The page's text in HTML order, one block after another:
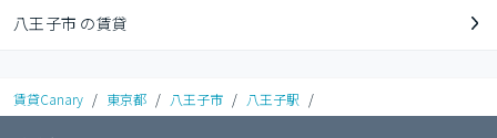
八王子市 の賃貸
賃貸Canary / 東京都 / 八王子市 / 八王子駅 /